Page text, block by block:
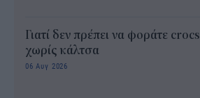
Γιατί δεν πρέπει να φοράτε crocs
χωρίς κάλτσα
06 Αυγ 2026